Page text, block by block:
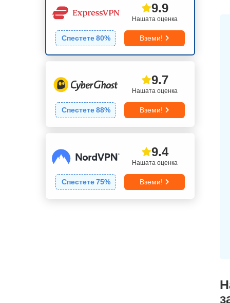
Нашата оценка
9.9
Спестете 80% Вземи!
Нашата оценка
9.7
Спестете 88% Вземи!
Нашата оценка
9.4
Спестете 75% Вземи!